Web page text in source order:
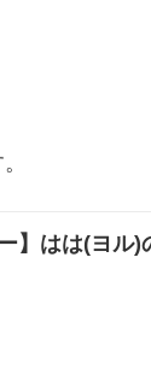
】はは(ヨル)